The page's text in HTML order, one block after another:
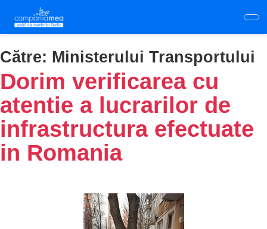
main
content
Către: Ministerului Transportului
Dorim verificarea cu
atentie a lucrarilor de
infrastructura efectuate
in Romania